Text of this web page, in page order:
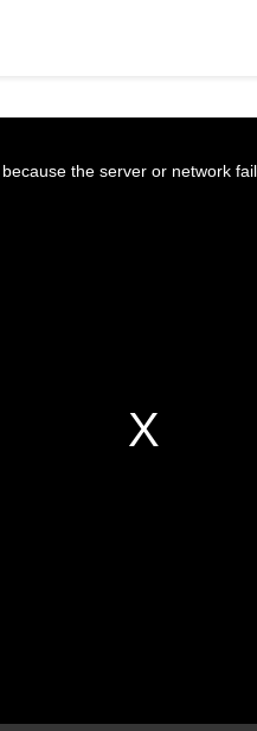
the server or network